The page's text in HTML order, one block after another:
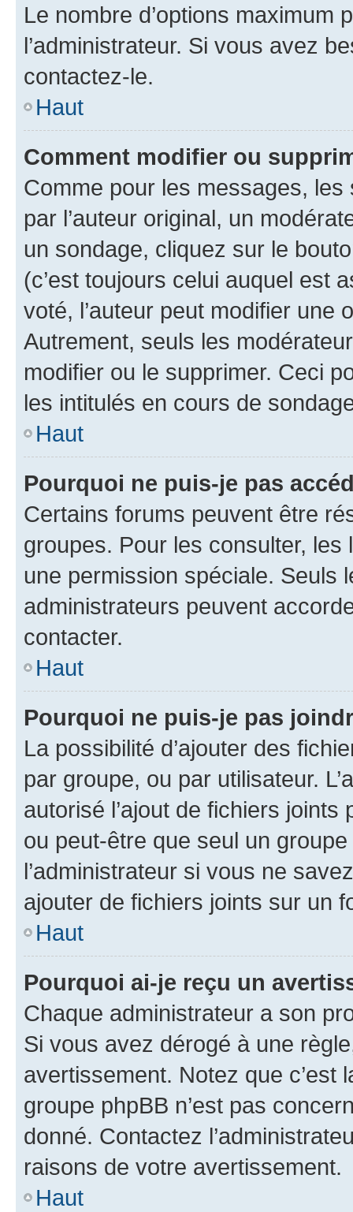
Le nombre d’options maximum
l’administrateur. Si vous avez
contactez-le.
Haut
Comment modifier ou
Comme pour les messages,
par l’auteur original, un
un sondage, cliquez sur le
(c’est toujours celui auquel est
voté, l’auteur peut modifier une
Autrement, seuls les
modifier ou le supprimer. Ceci
les intitulés en cours de
Haut
Pourquoi ne puis-je pas
Certains forums peuvent être
groupes. Pour les consulter,
une permission spéciale. Seuls
administrateurs peuvent
contacter.
Haut
Pourquoi ne puis-je pas
La possibilité d’ajouter des
par groupe, ou par utilisateur.
autorisé l’ajout de fichiers
ou peut-être que seul un
l’administrateur si vous ne
ajouter de fichiers joints sur un
Haut
Pourquoi ai-je reçu un
Chaque administrateur a son
Si vous avez dérogé à une
avertissement. Notez que c’est
groupe phpBB n’est pas
donné. Contactez
raisons de votre avertissement.
Haut